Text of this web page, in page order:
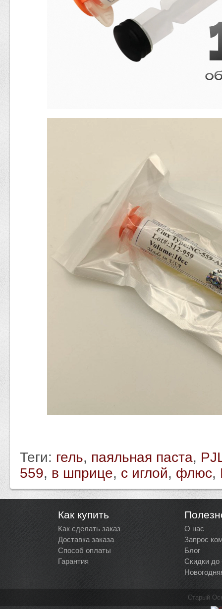
Теги: гель, паяльная паста,
559, в шприце, с иглой, флюс,
Как купить
Как сделать заказ
Доставка заказа
Способ оплаты
Гарантия
О нас
Запрос
Блог
Скидки до
Старый